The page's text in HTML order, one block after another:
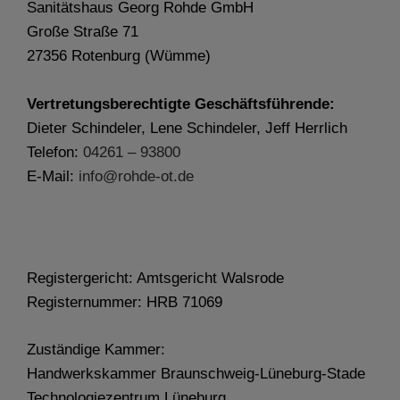
Sanitätshaus Georg Rohde GmbH
Große Straße 71
27356 Rotenburg (Wümme)
Vertretungsberechtigte Geschäftsführende:
Dieter Schindeler, Lene Schindeler, Jeff Herrlich
Telefon: 04261 – 93800
E-Mail: info@rohde-ot.de
Registergericht: Amtsgericht Walsrode
Registernummer: HRB 71069
Zuständige Kammer:
Handwerkskammer Braunschweig-Lüneburg-Stade